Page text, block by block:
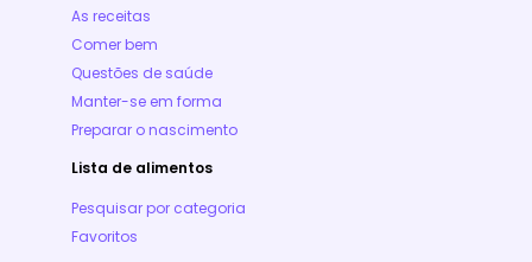
As receitas
Comer bem
Questões de saúde
Manter-se em forma
Preparar o nascimento
Lista de alimentos
Pesquisar por categoria
Favoritos